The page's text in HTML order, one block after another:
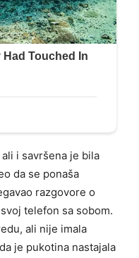
i savršena je bila
da se ponaša
razgovore o
telefon sa sobom.
ali nije imala
je pukotina nastajala